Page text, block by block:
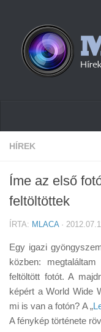
Hírek
Cikkek
Tudástár
Tanácsok
Érdekességek
Helyszíni Riport
HÍREK
Íme az első
feltöltöttek
ÍRTA: MLACA·
Egy igazi
közben:
feltöltött fotót. A
képért a World Wide
mi is van a fotón? A „
A fénykép története